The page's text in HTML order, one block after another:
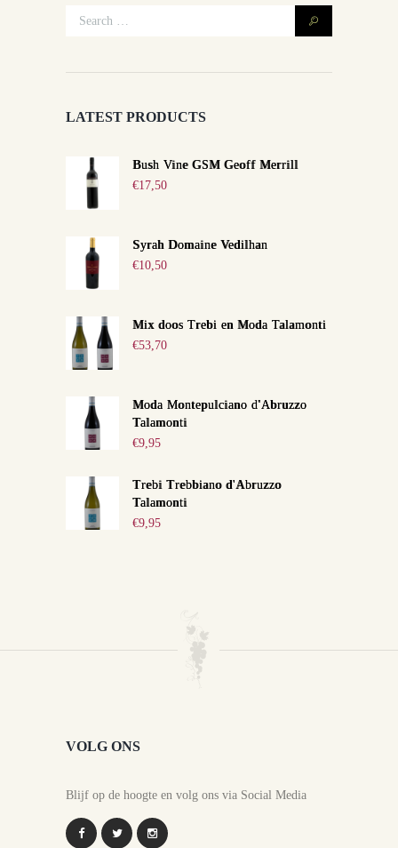
LATEST PRODUCTS
Bush Vine GSM Geoff Merrill
€17,50
Syrah Domaine Vedilhan
€10,50
Mix doos Trebi en Moda Talamonti
€53,70
Moda Montepulciano d'Abruzzo
Talamonti
€9,95
Trebi Trebbiano d'Abruzzo
Talamonti
€9,95
VOLG ONS
Blijf op de hoogte en volg ons via Social Media